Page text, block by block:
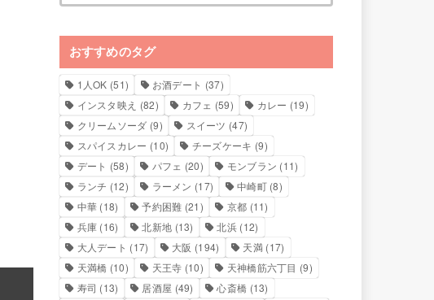
おすすめのタグ
1人OK (51) お酒デート (37)
インスタ映え (82) カフェ (59) カレー (19)
クリームソーダ (9) スイーツ (47)
スパイスカレー (10) チーズケーキ (9)
デート (58) パフェ (20) モンブラン (11)
ランチ (12) ラーメン (17) 中崎町(8)
中華 (18) 予約困難 (21) 京都 (11)
兵庫 (16) 北新地 (13) 北浜 (12)
大人デート (17) 大阪 (194) 天満(17)
天満橋 (10) 天王寺 (10) 天神橋筋六丁目 (9)
寿司 (13) 居酒屋 (49) 心斎橋 (13)